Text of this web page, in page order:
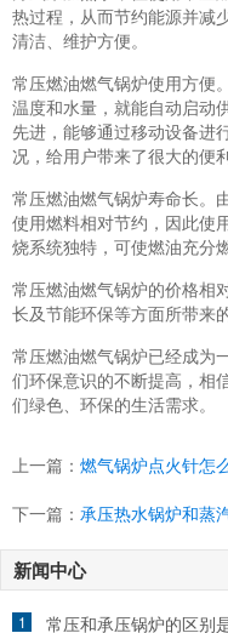
热过程，从而节约能源并减
清洁、维护方便。
常压燃油燃气锅炉使用方便
温度和水量，就能自动启动
先进，能够通过移动设备进
况，给用户带来了很大的便利
常压燃油燃气锅炉寿命长。
使用燃料相对节约，因此使
烧系统独特，可使燃油充分
常压燃油燃气锅炉的价格相
长及节能环保等方面所带来
常压燃油燃气锅炉已经成为
们环保意识的不断提高，相
们绿色、环保的生活需求。
上一篇： 燃气锅炉点火针怎
下一篇： 承压热水锅炉和蒸
新闻中心
1 常压和承压锅炉的区别